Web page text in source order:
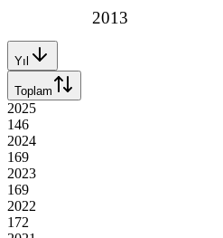
2013
Yıl
Toplam
2025
146
2024
169
2023
169
2022
172